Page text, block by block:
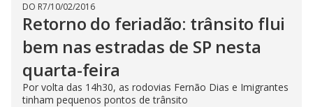
DO R7/10/02/2016
Retorno do feriadão: trânsito flui
bem nas estradas de SP nesta
quarta-feira
Por volta das 14h30, as rodovias Fernão Dias e Imigrantes
tinham pequenos pontos de trânsito